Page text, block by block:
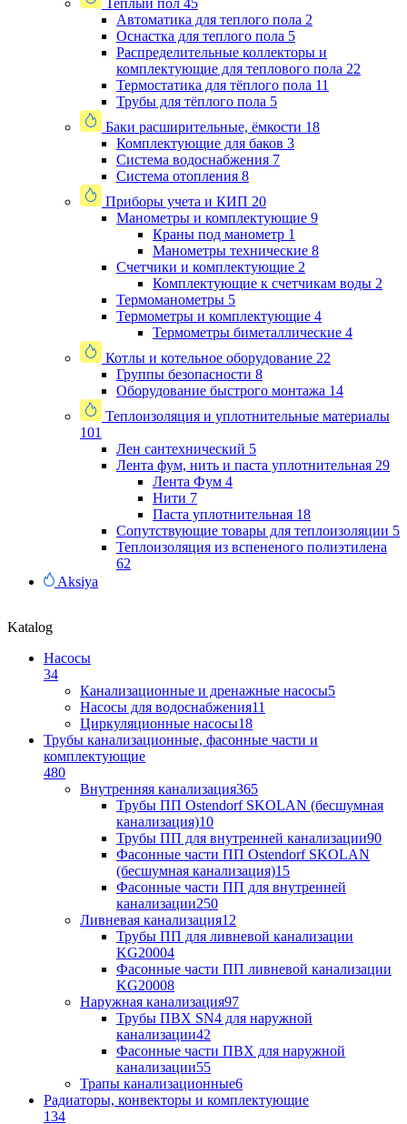
Теплый пол 45
Автоматика для теплого пола 2
Оснастка для теплого пола 5
Распределительные коллекторы и
комплектующие для теплового пола 22
Термостатика для тёплого пола 11
Трубы для тёплого пола 5
Баки расширительные, ёмкости 18
Комплектующие для баков 3
Система водоснабжения 7
Система отопления 8
Приборы учета и КИП 20
Манометры и комплектующие 9
Краны под манометр 1
Манометры технические 8
Счетчики и комплектующие 2
Комплектующие к счетчикам воды 2
Термоманометры 5
Термометры и комплектующие 4
Термометры биметаллические 4
Котлы и котельное оборудование 22
Группы безопасности 8
Оборудование быстрого монтажа 14
Теплоизоляция и уплотнительные материалы
101
Лен сантехнический 5
Лента фум, нить и паста уплотнительная 29
Лента Фум 4
Нити 7
Паста уплотнительная 18
Сопутствующие товары для теплоизоляции 5
Теплоизоляция из вспененого полиэтилена
62
Aksiya
Katalog
Насосы
34
Канализационные и дренажные насосы5
Насосы для водоснабжения11
Циркуляционные насосы18
Трубы канализационные, фасонные части и
комплектующие
480
Внутренняя канализация365
Трубы ПП Ostendorf SKOLAN (бесшумная
канализация)10
Трубы ПП для внутренней канализации90
Фасонные части ПП Ostendorf SKOLAN
(бесшумная канализация)15
Фасонные части ПП для внутренней
канализации250
Ливневая канализация12
Трубы ПП для ливневой канализации
KG20004
Фасонные части ПП ливневой канализации
KG20008
Наружная канализация97
Трубы ПВХ SN4 для наружной
канализации42
Фасонные части ПВХ для наружной
канализации55
Трапы канализационные6
Радиаторы, конвекторы и комплектующие
134